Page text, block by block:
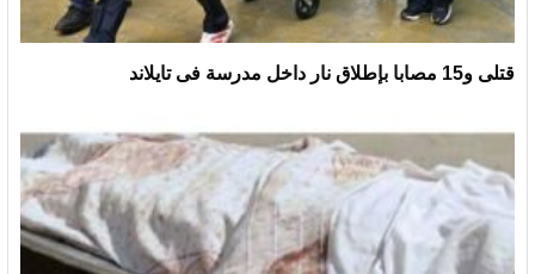
قتلى و15 مصابا بإطلاق نار داخل مدرسة فى تايلاند